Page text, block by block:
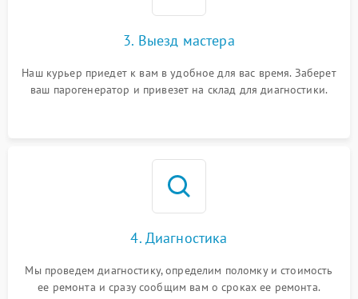
3. Выезд мастера
Наш курьер приедет к вам в удобное для вас время. Заберет
ваш парогенератор и привезет на склад для диагностики.
4. Диагностика
Мы проведем диагностику, определим поломку и стоимость
ее ремонта и сразу сообщим вам о сроках ее ремонта.